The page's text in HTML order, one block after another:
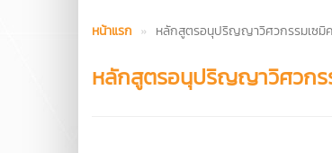
หน้าแรก หลักสูตรอนุปริญญาวิศวกรรมเซมิ
หลักสูตรอนุปริญญาวิศวกร